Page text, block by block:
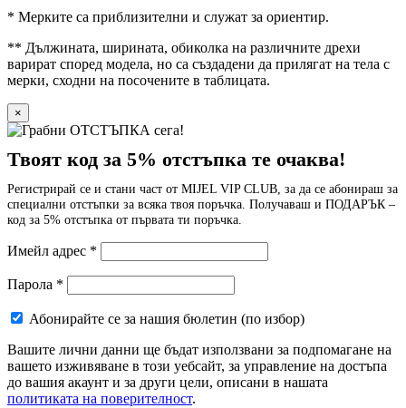
* Мерките са приблизителни и служат за ориентир.
** Дължината, ширината, обиколка на различните дрехи
варират според модела, но са създадени да прилягат на тела с
мерки, сходни на посочените в таблицата.
×
Твоят код за 5% отстъпка те очаква!
Регистрирай се и стани част от MIJEL VIP CLUB, за да се абонираш за
специални отстъпки за всяка твоя поръчка. Получаваш и ПОДАРЪК –
код за 5% отстъпка от първата ти поръчка.
Имейл адрес *
Парола *
Абонирайте се за нашия бюлетин (по избор)
Вашите лични данни ще бъдат използвани за подпомагане на
вашето изживяване в този уебсайт, за управление на достъпа
до вашия акаунт и за други цели, описани в нашата
политиката на поверителност.